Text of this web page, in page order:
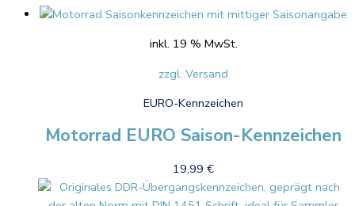
inkl. 19 % MwSt.
zzgl. Versand
EURO-Kennzeichen
Motorrad EURO Saison-Kennzeichen
19,99 €